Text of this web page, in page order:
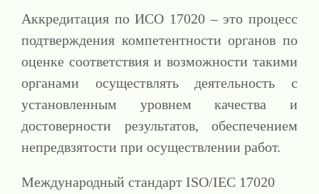
Аккредитация по ИСО 17020 – это процесс
подтверждения компетентности органов по
оценке соответствия и возможности такими
органами осуществлять деятельность с
установленным уровнем качества и
достоверности результатов, обеспечением
непредвзятости при осуществлении работ.
Международный стандарт ISO/IEC 17020